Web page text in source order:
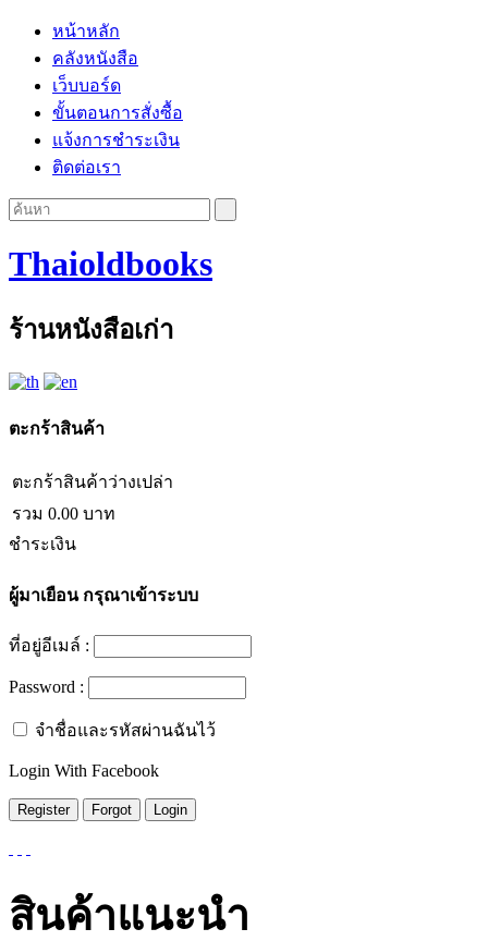
หน้าหลัก
คลังหนังสือ
เว็บบอร์ด
ขั้นตอนการสั่งซื้อ
แจ้งการชำระเงิน
ติดต่อเรา
Thaioldbooks
ร้านหนังสือเก่า
ตะกร้าสินค้า
ตะกร้าสินค้าว่างเปล่า
รวม 0.00 บาท
ชำระเงิน
ผู้มาเยือนกรุณาเข้าระบบ
ที่อยู่อีเมล์ :
Password :
จำชื่อและรหัสผ่านฉันไว้
Login With Facebook
สินค้าแนะนำ